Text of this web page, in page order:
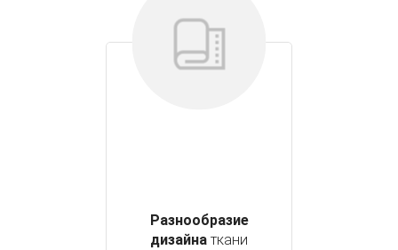
Разнообразие
дизайна ткани